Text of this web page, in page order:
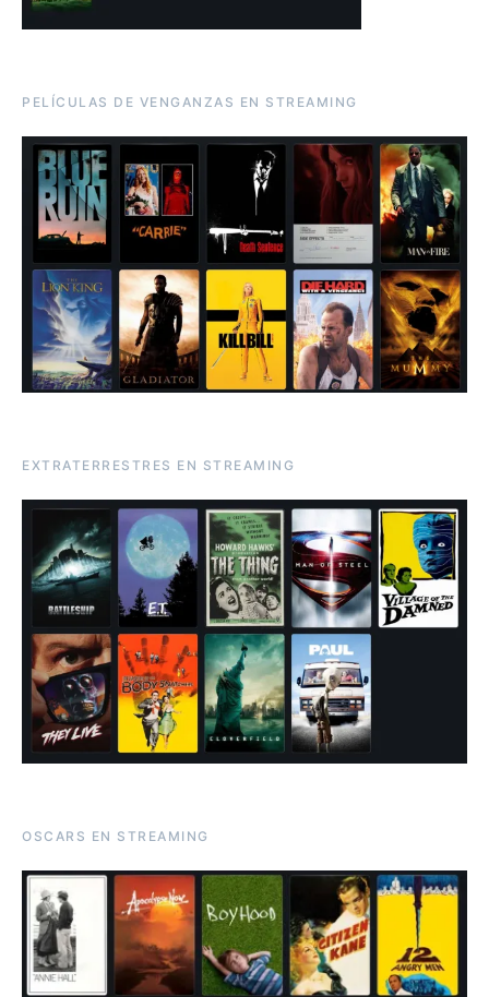
PELÍCULAS DE VENGANZAS EN STREAMING
EXTRATERRESTRES EN STREAMING
OSCARS EN STREAMING